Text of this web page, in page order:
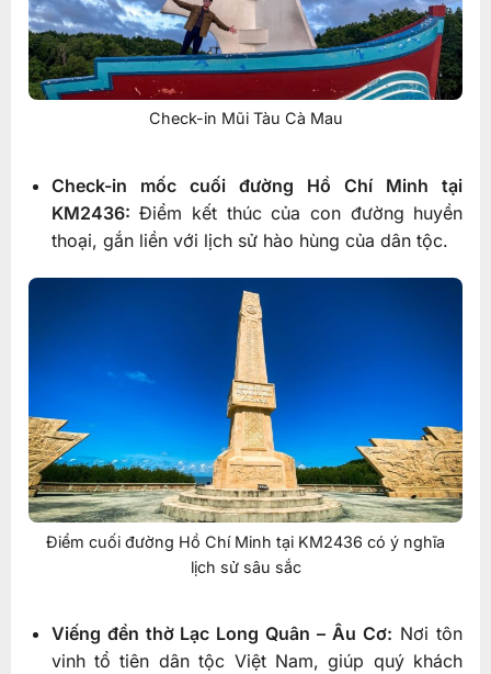
Check-in Mũi Tàu Cà Mau
Check-in mốc cuối đường Hồ Chí Minh tại
KM2436: Điểm kết thúc của con đường huyền
thoại, gắn liền với lịch sử hào hùng của dân tộc.
Điểm cuối đường Hồ Chí Minh tại KM2436 có ý nghĩa
lịch sử sâu sắc
Viếng đền thờ Lạc Long Quân – Âu Cơ: Nơi tôn
vinh tổ tiên dân tộc Việt Nam, giúp quý khách